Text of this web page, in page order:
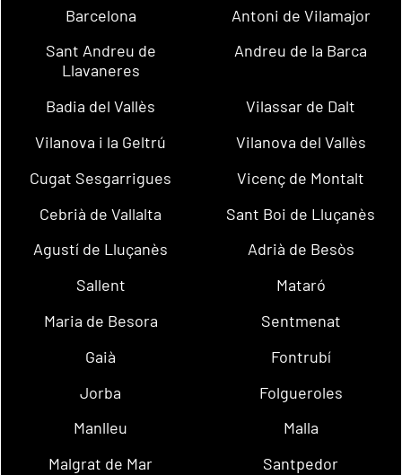
Barcelona
Antoni de Vilamajor
Sant Andreu de
Llavaneres
Andreu de la Barca
Badia del Vallès
Vilassar de Dalt
Vilanova i la Geltrú
Vilanova del Vallès
Cugat Sesgarrigues
Vicenç de Montalt
Cebrià de Vallalta
Sant Boi de Lluçanès
Agustí de Lluçanès
Adrià de Besòs
Sallent
Mataró
Maria de Besora
Sentmenat
Gaià
Fontrubí
Jorba
Folgueroles
Manlleu
Malla
Malgrat de Mar
Santpedor